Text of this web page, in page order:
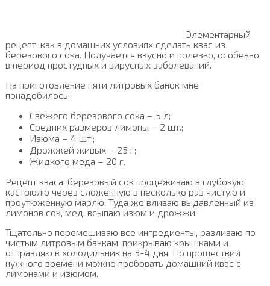
Элементарный
рецепт, как в домашних условиях сделать квас из
березового сока. Получается вкусно и полезно, особенно
в период простудных и вирусных заболеваний.
На приготовление пяти литровых банок мне
понадобилось:
Свежего березового сока – 5 л;
Средних размеров лимоны – 2 шт.;
Изюма – 4 шт.;
Дрожжей живых – 25 г;
Жидкого меда – 20 г.
Рецепт кваса: березовый сок процеживаю в глубокую
кастрюлю через сложенную в несколько раз чистую и
проутюженную марлю. Туда же вливаю выдавленный из
лимонов сок, мед, всыпаю изюм и дрожжи.
Тщательно перемешиваю все ингредиенты, разливаю по
чистым литровым банкам, прикрываю крышками и
отправляю в холодильник на 3-4 дня. По прошествии
нужного времени можно пробовать домашний квас с
лимонами и изюмом.